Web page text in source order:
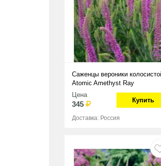
Саженцы вероники
Atomic Amethyst Ray
Цена
345 Купить
Доставка: Россия